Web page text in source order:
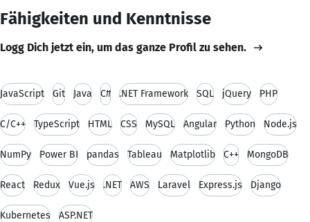
Fähigkeiten und Kenntnisse
Logg Dich jetzt ein, um das ganze Profil zu sehen.
JavaScript Git Java C# .NET Framework SQL jQuery PHP
C/C++ TypeScript HTML CSS MySQL Angular Python Node.js
NumPy Power BI pandas Tableau Matplotlib C++ MongoDB
React Redux Vue.js .NET AWS Laravel Express.js Django
Kubernetes ASP.NET